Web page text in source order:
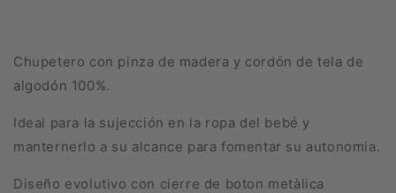
Chupetero con pinza de madera y cordón de tela de
algodón 100%.
Ideal para la sujección en la ropa del bebé y
manternerlo a su alcance para fomentar su autonomia.
Diseño evolutivo con cierre de boton metàlica